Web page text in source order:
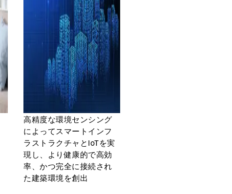
高精度な環境センシング
によってスマートインフ
ラストラクチャとIoTを実
現し、より健康的で高効
率、かつ完全に接続され
た建築環境を創出